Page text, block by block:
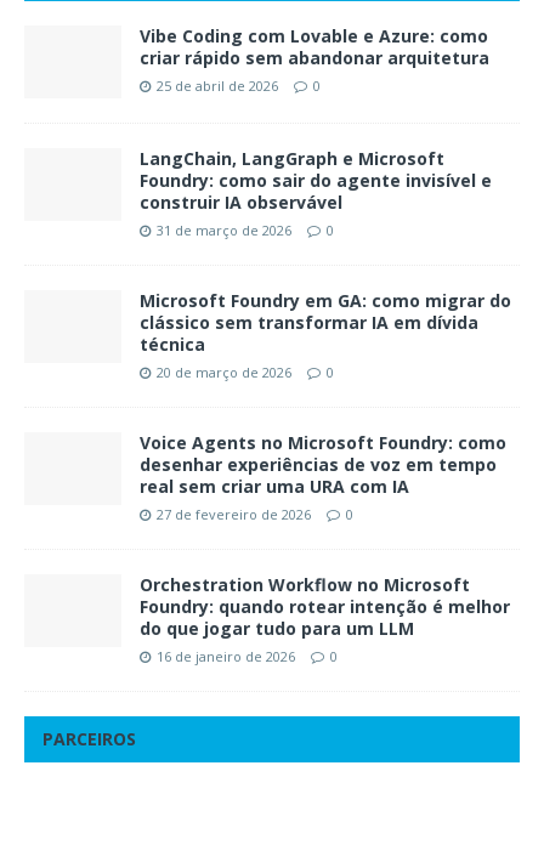
Vibe Coding com Lovable e Azure: como
criar rápido sem abandonar arquitetura
25 de abril de 2026 0
LangChain, LangGraph e Microsoft
Foundry: como sair do agente invisível e
construir IA observável
31 de março de 2026 0
Microsoft Foundry em GA: como migrar do
clássico sem transformar IA em dívida
técnica
20 de março de 2026 0
Voice Agents no Microsoft Foundry: como
desenhar experiências de voz em tempo
real sem criar uma URA com IA
27 de fevereiro de 2026 0
Orchestration Workflow no Microsoft
Foundry: quando rotear intenção é melhor
do que jogar tudo para um LLM
16 de janeiro de 2026 0
PARCEIROS